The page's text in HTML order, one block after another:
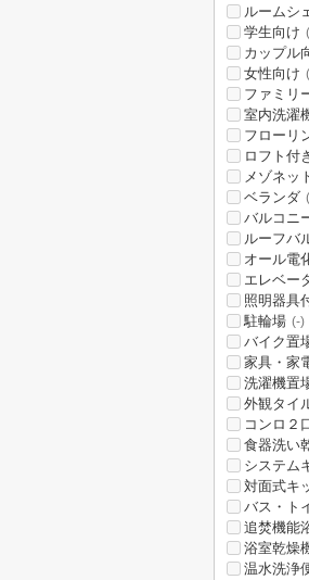
ルームシ
学生向け
カップル
女性向け
ファミリ
室内洗濯
フローリ
ロフト付
メゾネッ
ベランダ
バルコニ
ルーフバ
オール電
エレベー
照明器具
駐輪場 (-)
バイク置
家具・家
洗濯機置
外観タイ
コンロ２
食器洗い
システム
対面式キ
バス・ト
追焚機能
浴室乾燥
温水洗浄